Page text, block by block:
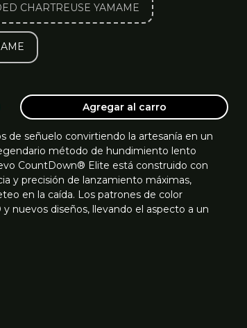
CHARTREUSE YAMAME
Agregar al carro
de señuelo convirtiendo la artesanía en un
método de hundimiento lento
CountDown® Elite está construido con
y precisión de lanzamiento máximas,
en la caída. Los patrones de color
nuevos diseños, llevando el aspecto a un